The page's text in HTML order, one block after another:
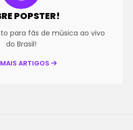
POPSTER!
para fãs de música ao vivo
do Brasil!
ARTIGOS